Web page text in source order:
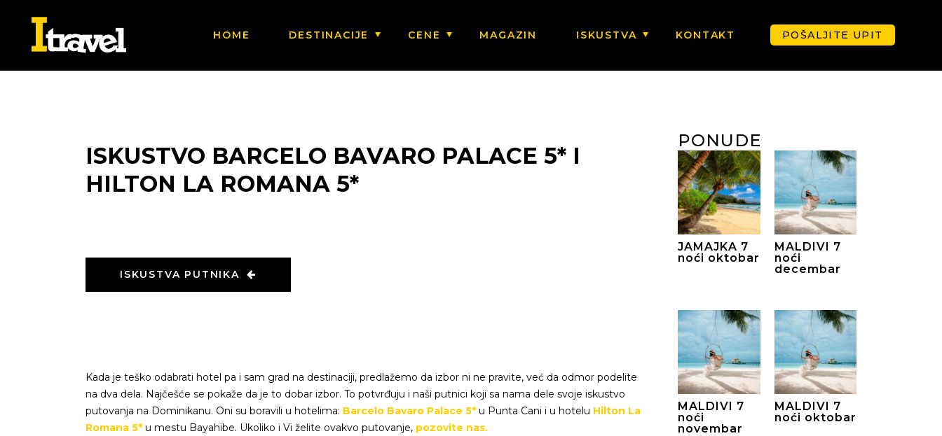
POŠALJITE UPIT
HOME DESTINACIJE CENE MAGAZIN ISKUSTVA KONTAKT
ISKUSTVO BARCELO BAVARO PALACE 5* I
HILTON LA ROMANA 5*
ISKUSTVA PUTNIKA
Kada je teško odabrati hotel pa i sam grad na destinaciji, predlažemo da izbor ni ne pravite, već da odmor podelite
na dva dela. Najčešće se pokaže da je to dobar izbor. To potvrđuju i naši putnici koji sa nama dele svoje iskustvo
putovanja na Dominikanu. Oni su boravili u hotelima: Barcelo Bavaro Palace 5* u Punta Cani i u hotelu Hilton La
Romana 5* u mestu Bayahibe. Ukoliko i Vi želite ovakvo putovanje, pozovite nas.
PONUDE
JAMAJKA 7
noći oktobar
MALDIVI 7
noći
decembar
MALDIVI 7
noći
novembar
MALDIVI 7
noći oktobar